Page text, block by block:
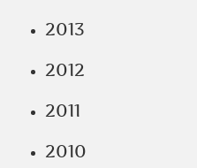
2013
2012
2011
2010